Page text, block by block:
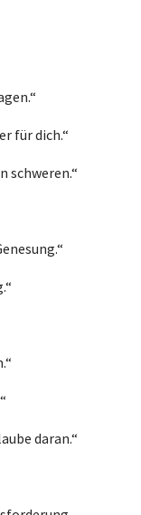
für dich.“
schweren.“
daran.“